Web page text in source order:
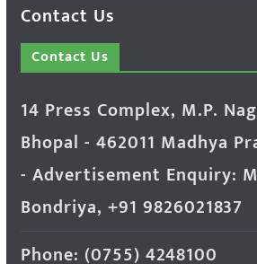
Contact Us
Contact Us
14 Press Complex, M.P.
Bhopal - 462011 Madhya
- Advertisement Enquiry:
Bondriya, +91 9826021837
Phone: (0755) 4248100